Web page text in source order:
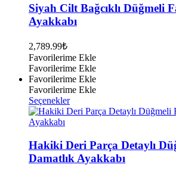
fazla
varyasyonu
var.
sayfasından
seçilebilir
Siyah Cilt Bağcıklı Düğmeli
Ayakkabı
2,789.99₺
Favorilerime Ekle
Favorilerime Ekle
Favorilerime Ekle
Favorilerime Ekle
SeçeneklerBu
ürünün
varyasyonu
var.
Seçenekler
Hakiki Deri Parça Detaylı
Damatlık Ayakkabı